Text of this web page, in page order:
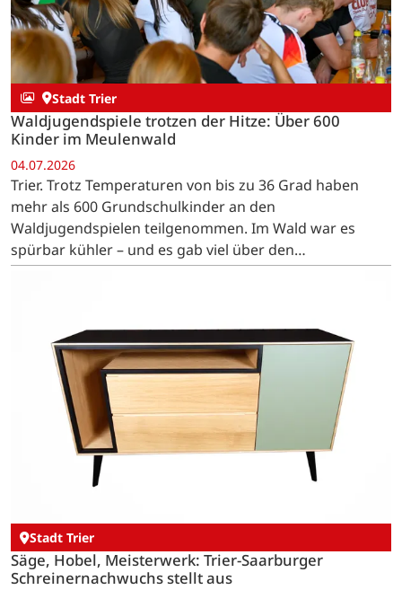
Stadt Trier
Waldjugendspiele trotzen der Hitze: Über 600
Kinder im Meulenwald
04.07.2026
Trier. Trotz Temperaturen von bis zu 36 Grad haben
mehr als 600 Grundschulkinder an den
Waldjugendspielen teilgenommen. Im Wald war es
spürbar kühler – und es gab viel über den
Klimaschützer Wald zu lernen.
Stadt Trier
Säge, Hobel, Meisterwerk: Trier-Saarburger
Schreinernachwuchs stellt aus